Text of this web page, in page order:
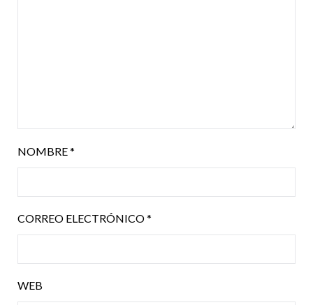
NOMBRE*
CORREO ELECTRÓNICO*
WEB